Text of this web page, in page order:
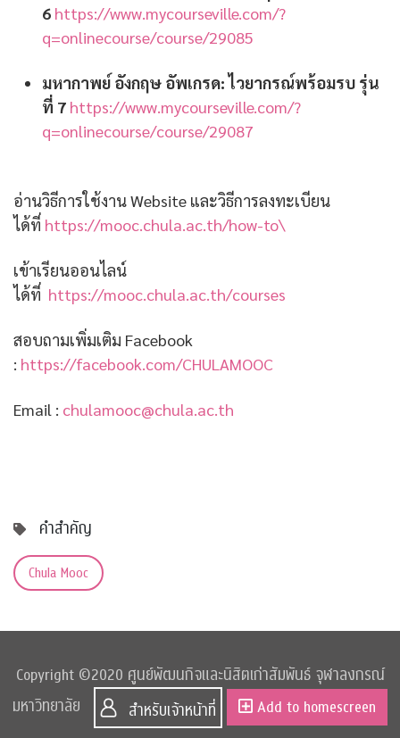
6 https://www.mycourseville.com/?
q=onlinecourse/course/29085
มหากาพย์ อังกฤษ อัพเกรด: ไวยากรณ์พร้อมรบ รุ่น
ที่ 7 https://www.mycourseville.com/?
q=onlinecourse/course/29087
อ่านวิธีการใช้งาน Website และวิธีการลงทะเบียน
ได้ที่ https://mooc.chula.ac.th/how-to\
เข้าเรียนออนไลน์
ได้ที่ https://mooc.chula.ac.th/courses
สอบถามเพิ่มเติม Facebook
: https://facebook.com/CHULAMOOC
Email : chulamooc@chula.ac.th
คำสำคัญ
Chula Mooc
Copyright ©2020 ศูนย์พัฒนกิจและนิสิตเก่าสัมพันธ์ จุฬาลงกรณ์
มหาวิทยาลัย
สำหรับเจ้าหน้าที่ Add to homescreen